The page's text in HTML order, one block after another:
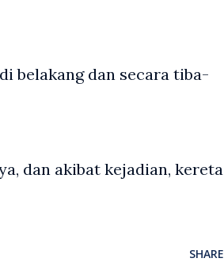
belakang dan secara tiba-
dan akibat kejadian, kereta
SHARE